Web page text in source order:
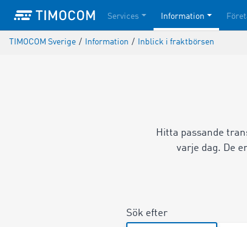
Services Information
TIMOCOM Sverige / Information / Inblick i fraktbörsen
Hitta passande
varje dag. De
Sök efter